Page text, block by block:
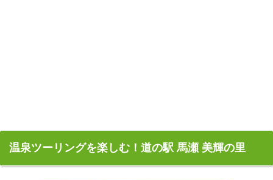
温泉ツーリングを楽しむ！道の駅 馬瀬 美輝の里